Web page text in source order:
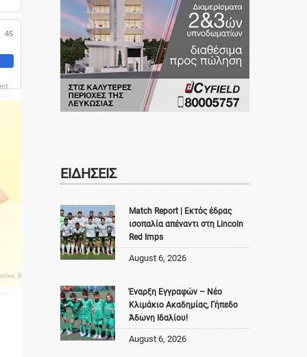
45
ΕΙΔΗΣΕΙΣ
Match Report | Εκτός έδρας
ισοπαλία απέναντι στη Lincoln
Red Imps
August 6, 2026
Έναρξη Εγγραφών – Νέο
Κλιμάκιο Ακαδημίας, Γήπεδο
Άδωνη Ιδαλίου!
August 6, 2026